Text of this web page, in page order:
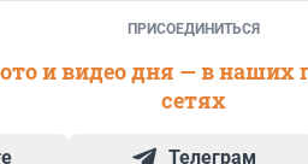
ПРИСОЕДИНИТЬСЯ
и видео дня — в наших
сетях
Телеграм